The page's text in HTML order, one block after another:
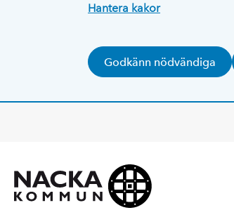
Hantera kakor
Godkänn nödvändiga